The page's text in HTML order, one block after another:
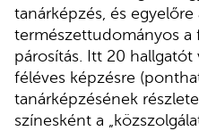
tanárképzés, és
természettudományos
párosítás. Itt 20
féléves képzésre
tanárképzésének
színesként a